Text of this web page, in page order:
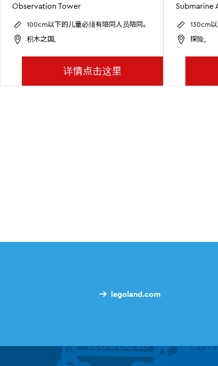
Observation Tower
100cm以下的儿童必须有陪同人员陪同。
积木之国,
详情点击这里
Submarine
130cm
探险,
legoland.com